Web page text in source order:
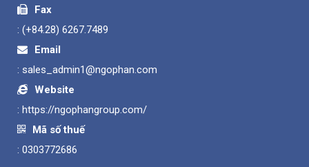
Fax
: (+84.28) 6267.7489
Email
: sales_admin1@ngophan.com
Website
: https://ngophangroup.com/
Mã số thuế
: 0303772686